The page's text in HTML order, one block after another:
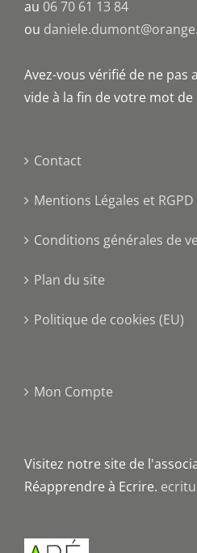
au 06 70 61 13 84
ou
Avez-vous vérifié de ne pas
vide à la fin de votre mot de
Contact
Mentions Légales et RGPD
Conditions générales de
Plan du site
Politique de cookies (EU)
Mon Compte
Visitez notre site de
Réapprendre à Ecrire.